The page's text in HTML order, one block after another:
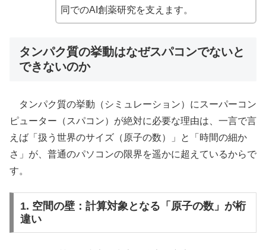
同でのAI創薬研究を支えます。
タンパク質の挙動はなぜスパコンでないと
できないのか
タンパク質の挙動（シミュレーション）にスーパーコン
ピューター（スパコン）が絶対に必要な理由は、一言で言
えば「扱う世界のサイズ（原子の数）」と「時間の細か
さ」が、普通のパソコンの限界を遥かに超えているからで
す。
1. 空間の壁：計算対象となる「原子の数」が桁
違い